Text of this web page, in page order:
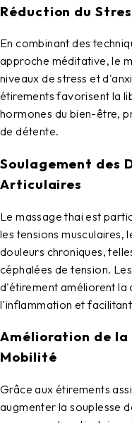
Réduction du
En combinant des
approche méditative, le
niveaux de stress et
étirements favorisent la
hormones du bien-être,
de détente.
Soulagement des
Articulaires
Le massage thai est
les tensions musculaires,
douleurs chroniques,
céphalées de tension.
d'étirement améliorent la
l'inflammation et
Amélioration de
Mobilité
Grâce aux étirements
augmenter la souplesse